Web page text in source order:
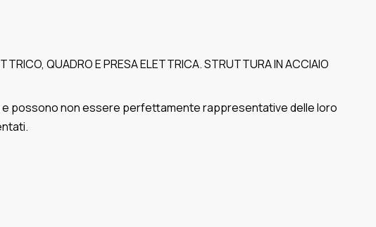
QUADRO E PRESA ELETTRICA. STRUTTURA IN ACCIAIO
e possono non essere perfettamente rappresentative delle loro